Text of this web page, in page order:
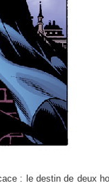
: le destin de deux